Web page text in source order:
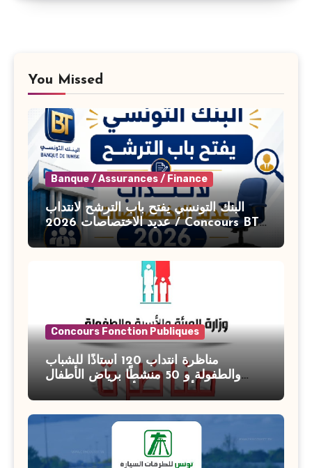
You Missed
Banque / Assurances / Finance
البنك التونسي يفتح باب الترشح لانتداب
عديد الاختصاصات 2026 / Concours BT
Banque de Tunisie 2026
Concours Fonction Publiques
مناظرة انتداب 120 أستاذًا للشباب
والطفولة و 50 منشطًا برياض الأطفال
بوزارة الأسرة والمرأة والطفولة وكبار